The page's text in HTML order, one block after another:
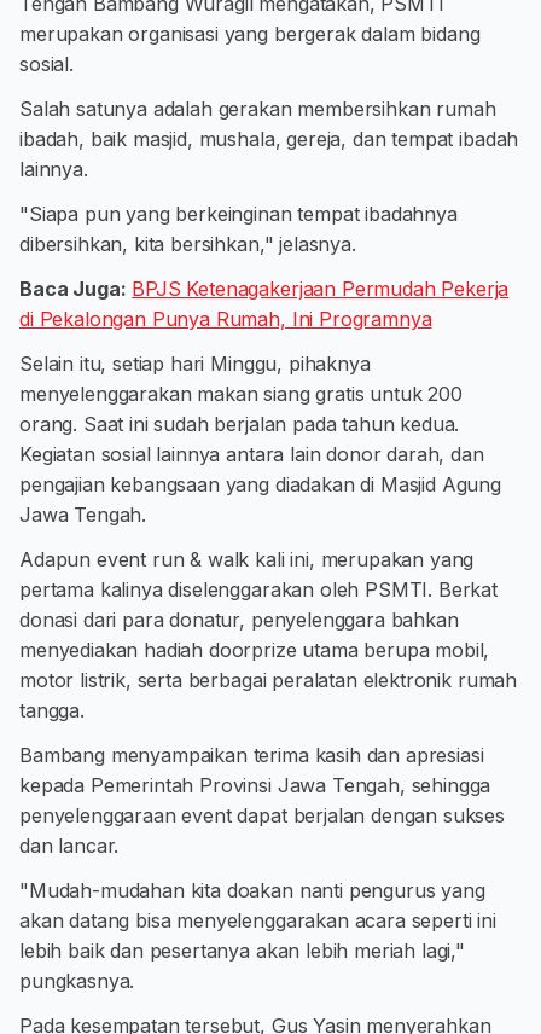
merupakan organisasi yang bergerak dalam bidang
sosial.
Salah satunya adalah gerakan membersihkan rumah
ibadah, baik masjid, mushala, gereja, dan tempat ibadah
lainnya.
"Siapa pun yang berkeinginan tempat ibadahnya
dibersihkan, kita bersihkan," jelasnya.
Baca Juga: BPJS Ketenagakerjaan Permudah Pekerja
di Pekalongan Punya Rumah, Ini Programnya
Selain itu, setiap hari Minggu, pihaknya
menyelenggarakan makan siang gratis untuk 200
orang. Saat ini sudah berjalan pada tahun kedua.
Kegiatan sosial lainnya antara lain donor darah, dan
pengajian kebangsaan yang diadakan di Masjid Agung
Jawa Tengah.
Adapun event run & walk kali ini, merupakan yang
pertama kalinya diselenggarakan oleh PSMTI. Berkat
donasi dari para donatur, penyelenggara bahkan
menyediakan hadiah doorprize utama berupa mobil,
motor listrik, serta berbagai peralatan elektronik rumah
tangga.
Bambang menyampaikan terima kasih dan apresiasi
kepada Pemerintah Provinsi Jawa Tengah, sehingga
penyelenggaraan event dapat berjalan dengan sukses
dan lancar.
"Mudah-mudahan kita doakan nanti pengurus yang
akan datang bisa menyelenggarakan acara seperti ini
lebih baik dan pesertanya akan lebih meriah lagi,"
pungkasnya.
Pada kesempatan tersebut, Gus Yasin menyerahkan